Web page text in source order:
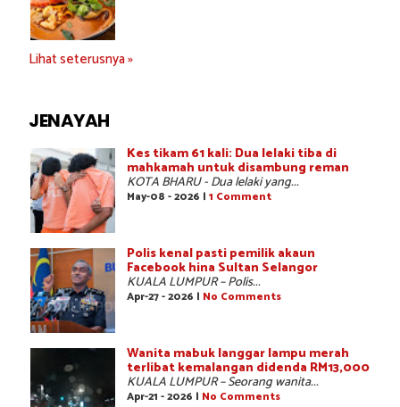
Lihat seterusnya »
JENAYAH
Kes tikam 61 kali: Dua lelaki tiba di
mahkamah untuk disambung reman
KOTA BHARU - Dua lelaki yang...
May-08 - 2026 | 1 Comment
Polis kenal pasti pemilik akaun
Facebook hina Sultan Selangor
KUALA LUMPUR – Polis...
Apr-27 - 2026 | No Comments
Wanita mabuk langgar lampu merah
terlibat kemalangan didenda RM13,000
KUALA LUMPUR – Seorang wanita...
Apr-21 - 2026 | No Comments